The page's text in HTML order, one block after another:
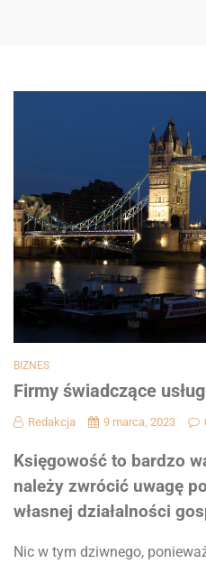
BIZNES
Firmy świadczące
Redakcja 9 marca, 2023
Księgowość to bardzo
należy zwrócić uwagę
własnej działalności
Nic w tym dziwnego,